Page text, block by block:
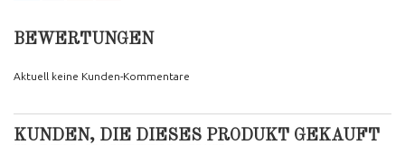
BEWERTUNGEN
Aktuell keine Kunden-Kommentare
KUNDEN, DIE DIESES PRODUKT GEKAUFT